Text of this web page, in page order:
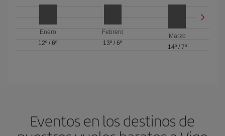
Enero
12º /6º
Febrero
13º / 6º
Marzo
14º/ 7º
Eventos en los destinos de